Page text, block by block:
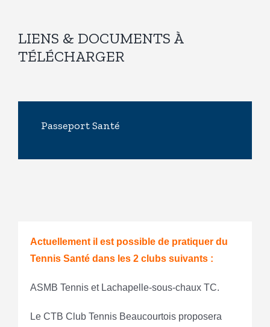
LIENS & DOCUMENTS À
TÉLÉCHARGER
Passeport Santé
Actuellement il est possible de pratiquer du
Tennis Santé dans les 2 clubs suivants :
ASMB Tennis et Lachapelle-sous-chaux TC.
Le CTB Club Tennis Beaucourtois proposera